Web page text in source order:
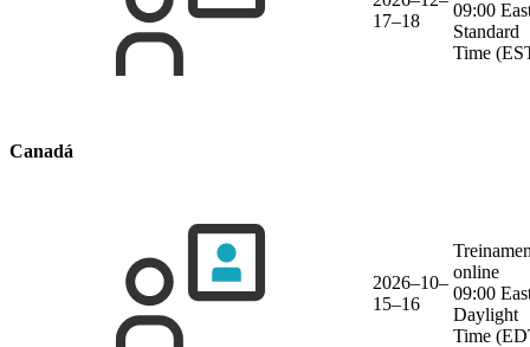
17–18
09:00
Standard
Time
Canadá
2026–10–
15–16
online
09:00
Daylight
Time